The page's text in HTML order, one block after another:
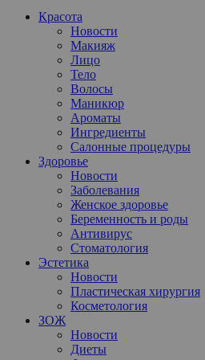
Красота
Новости
Макияж
Лицо
Тело
Волосы
Маникюр
Ароматы
Ингредиенты
Салонные процедуры
Здоровье
Новости
Заболевания
Женское здоровье
Беременность и роды
Антивирус
Стоматология
Эстетика
Новости
Пластическая хирургия
Косметология
ЗОЖ
Новости
Диеты